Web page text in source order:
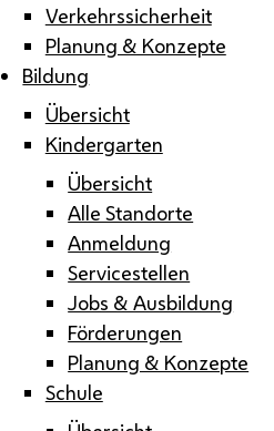
Verkehrssicherheit
Planung & Konzepte
Bildung
Übersicht
Kindergarten
Übersicht
Alle Standorte
Anmeldung
Servicestellen
Jobs & Ausbildung
Förderungen
Planung & Konzepte
Schule